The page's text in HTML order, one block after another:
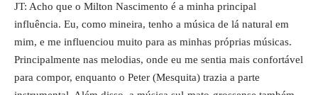
JT: Acho que o Milton Nascimento é a minha principal
influência. Eu, como mineira, tenho a música de lá natural em
mim, e me influenciou muito para as minhas próprias músicas.
Principalmente nas melodias, onde eu me sentia mais confortável
para compor, enquanto o Peter (Mesquita) trazia a parte